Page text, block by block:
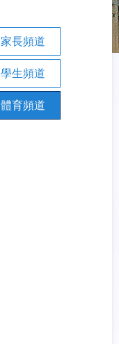
家長頻道
學生頻道
體育頻道